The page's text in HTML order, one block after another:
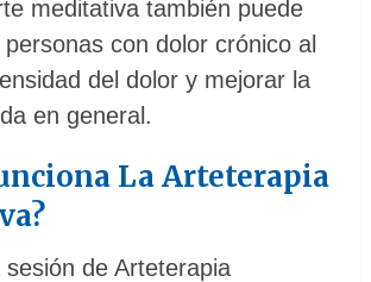
meditativa también puede
con dolor crónico al
del dolor y mejorar la
en general.
La Arteterapia
de Arteterapia